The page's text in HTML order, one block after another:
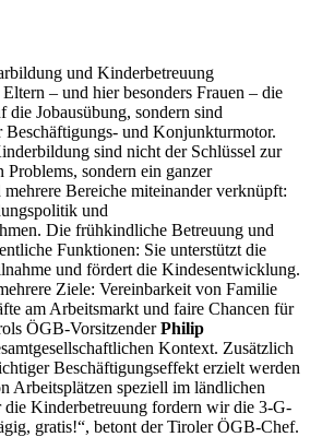
und Kinderbetreuung
– und hier besonders Frauen – die
Jobausübung, sondern sind
und Konjunkturmotor.
sind nicht der Schlüssel zur
Problems, sondern ein ganzer
Bereiche miteinander verknüpft:
und
Die frühkindliche Betreuung und
Funktionen: Sie unterstützt die
und fördert die Kindesentwicklung.
Ziele: Vereinbarkeit von Familie
am Arbeitsmarkt und faire Chancen für
ÖGB-VorsitzenderPhilip
Kontext. Zusätzlich
Beschäftigungseffekt erzielt werden
Arbeitsplätzen speziell im ländlichen
die Kinderbetreuung fordern wir die 3-G-
gratis!“, betont der Tiroler ÖGB-Chef.